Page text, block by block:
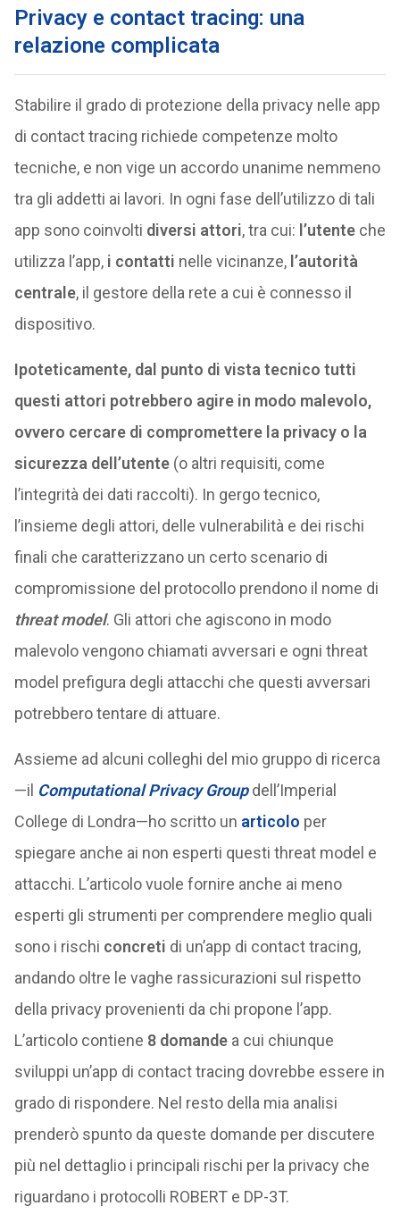
Privacy e contact tracing: una
relazione complicata
Stabilire il grado di protezione della privacy nelle app
di contact tracing richiede competenze molto
tecniche, e non vige un accordo unanime nemmeno
tra gli addetti ai lavori. In ogni fase dell’utilizzo di tali
app sono coinvolti diversi attori, tra cui: l’utenteche
utilizza l’app, i contatti nelle vicinanze, l’autorità
centrale, il gestore della rete a cui è connesso il
dispositivo.
Ipoteticamente, dal punto di vista tecnico tutti
questi attori potrebbero agire in modo malevolo,
ovvero cercare di compromettere la privacy o la
sicurezza dell’utente(o altri requisiti, come
l’integrità dei dati raccolti). In gergo tecnico,
l’insieme degli attori, delle vulnerabilità e dei rischi
finali che caratterizzano un certo scenario di
compromissione del protocollo prendono il nome di
threat model. Gli attori che agiscono in modo
malevolo vengono chiamati avversari e ogni threat
model prefigura degli attacchi che questi avversari
potrebbero tentare di attuare.
Assieme ad alcuni colleghi del mio gruppo di ricerca
—il Computational Privacy Groupdell’Imperial
College di Londra—ho scritto un articolo per
spiegare anche ai non esperti questi threat model e
attacchi. L’articolo vuole fornire anche ai meno
esperti gli strumenti per comprendere meglio quali
sono i rischi concreti di un’app di contact tracing,
andando oltre le vaghe rassicurazioni sul rispetto
della privacy provenienti da chi propone l’app.
L’articolo contiene 8 domandea cui chiunque
sviluppi un’app di contact tracing dovrebbe essere in
grado di rispondere. Nel resto della mia analisi
prenderò spunto da queste domande per discutere
più nel dettaglio i principali rischi per la privacy che
riguardano i protocolli ROBERT e DP-3T.